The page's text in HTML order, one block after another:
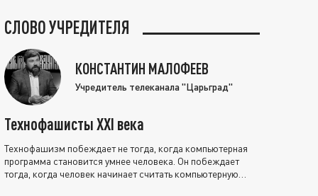
СЛОВО УЧРЕДИТЕЛЯ
КОНСТАНТИН МАЛОФЕЕВ
Учредитель телеканала "Царьград"
Технофашисты XXI века
Технофашизм побеждает не тогда, когда компьютерная
программа становится умнее человека. Он побеждает
тогда, когда человек начинает считать компьютерную